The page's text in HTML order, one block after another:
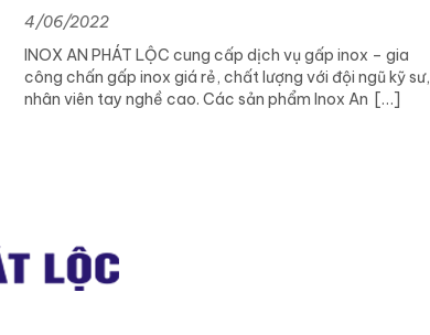
4/06/2022
INOX AN PHÁT LỘC cung cấp dịch vụ gấp inox – gia
công chấn gấp inox giá rẻ, chất lượng với đội ngũ kỹ sư,
nhân viên tay nghề cao. Các sản phẩm Inox An […]